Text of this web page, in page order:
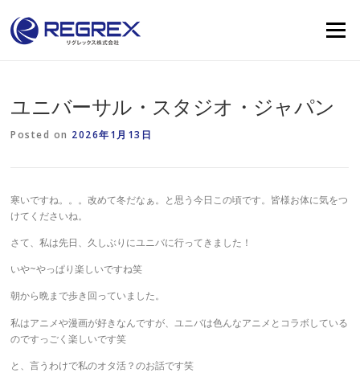
content
Menu
ユニバーサル・スタジオ・ジャパン
Posted on 2026年1月13日
寒いですね。。。改めて冬だなぁ。と思う今日この頃です。皆様お体に気をつ
けてくださいね。
さて、私は先日、久しぶりにユニバに行ってきました！
いや~やっぱり楽しいですね笑
朝から晩まで歩き回っていました。
私はアニメや漫画が好きなんですが、ユニバは色んなアニメとコラボしている
のですっごく楽しいです笑
と、言うわけで私のオタ活？のお話です笑